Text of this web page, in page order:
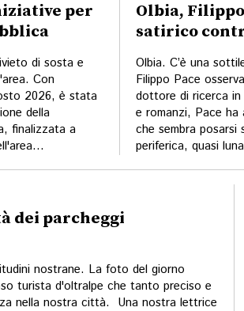
per
di sosta e
Con
2026, è stata
della
finalizzata a
Olbia,
satirico
Olbia. C’è una
Filippo Pace
dottore di ricerca
e romanzi, Pace
che sembra
periferica, quasi
dei parcheggi
nostrane. La foto del giorno
turista d'oltralpe che tanto preciso e
nella nostra città. Una nostra lettrice